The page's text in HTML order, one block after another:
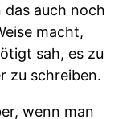
auch noch
macht,
sah, es zu
zu schreiben.
wenn man